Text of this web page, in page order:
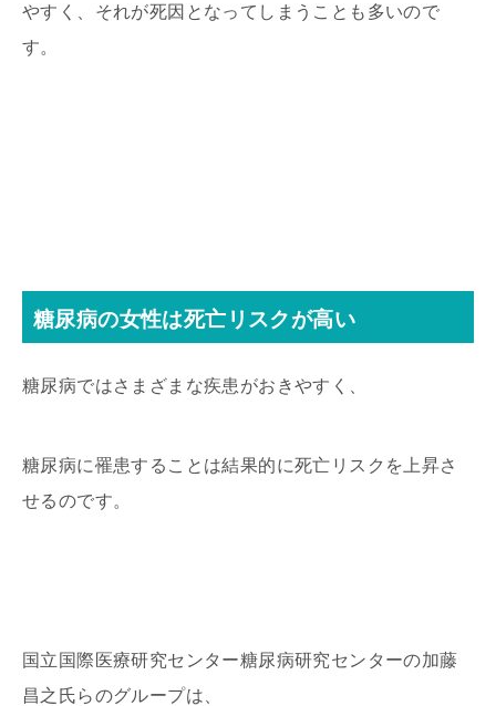
やすく、それが死因となってしまうことも多いので
す。
糖尿病の女性は死亡リスクが高い
糖尿病ではさまざまな疾患がおきやすく、
糖尿病に罹患することは結果的に死亡リスクを上昇さ
せるのです。
国立国際医療研究センター糖尿病研究センターの加藤
昌之氏らのグループは、